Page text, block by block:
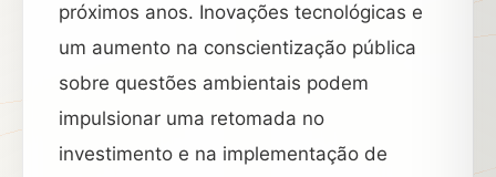
próximos anos. Inovações tecnológicas e
um aumento na conscientização pública
sobre questões ambientais podem
impulsionar uma retomada no
investimento e na implementação de